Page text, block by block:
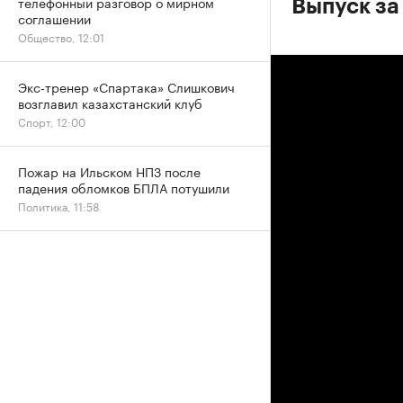
Выпуск
соглашении
Общество, 12:01
Экс-тренер «Спартака» Слишкович
возглавил казахстанский клуб
Спорт, 12:00
Пожар на Ильском НПЗ после
падения обломков БПЛА потушили
Политика, 11:58